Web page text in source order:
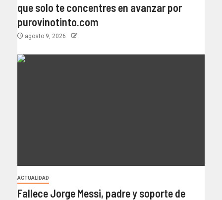
que solo te concentres en avanzar por
purovinotinto.com
agosto 9, 2026
ACTUALIDAD
Fallece Jorge Messi, padre y soporte de